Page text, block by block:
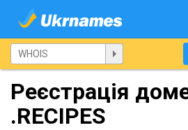
Реєстрація
.RECIPES